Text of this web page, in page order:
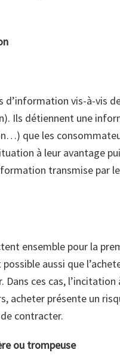
d’information vis-à-vis
Ils détiennent une
que les
à leur avantage
transmise par
ensemble pour la
aussi que
ces cas, l’incitation
acheter présente un
contracter.
ou trompeuse